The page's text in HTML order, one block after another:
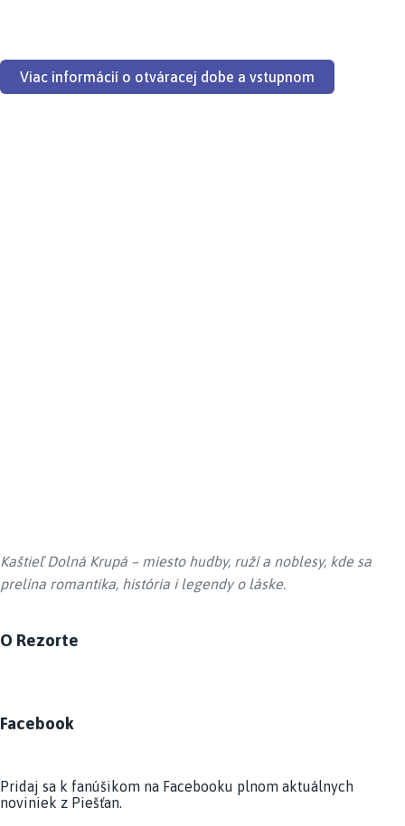
Viac informácií o otváracej dobe a vstupnom
Kaštieľ Dolná Krupá – miesto hudby, ruží a noblesy, kde sa
prelína romantika, história i legendy o láske.
O Rezorte
Facebook
Pridaj sa k fanúšikom na Facebooku plnom aktuálnych
noviniek z Piešťan.